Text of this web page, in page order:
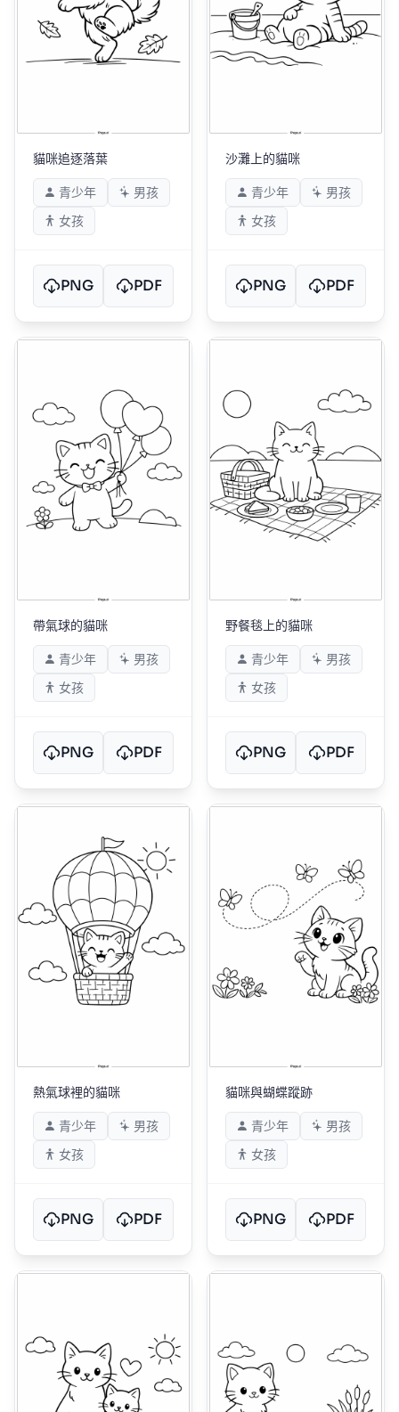
貓咪追逐落葉
青少年
男孩
女孩
PNG PDF
沙灘上的貓咪
青少年
男孩
女孩
PNG PDF
帶氣球的貓咪
青少年
男孩
女孩
PNG PDF
野餐毯上的貓咪
青少年
男孩
女孩
PNG PDF
熱氣球裡的貓咪
青少年
男孩
女孩
PNG PDF
貓咪與蝴蝶蹤跡
青少年
男孩
女孩
PNG PDF